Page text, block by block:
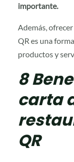
importante.
Además,
QR es una
productos y
8
carta
QR